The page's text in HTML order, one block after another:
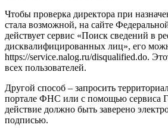
Чтобы проверка директора при
стала возможной, на сайте
действует сервис «Поиск сведений в
дисквалифицированных лиц», его
https://service.nalog.ru/disqualified.do.
всех пользователей.
Другой способ – запросить
портале ФНС или с помощью сервиса
действие должно быть заверено
подписью.